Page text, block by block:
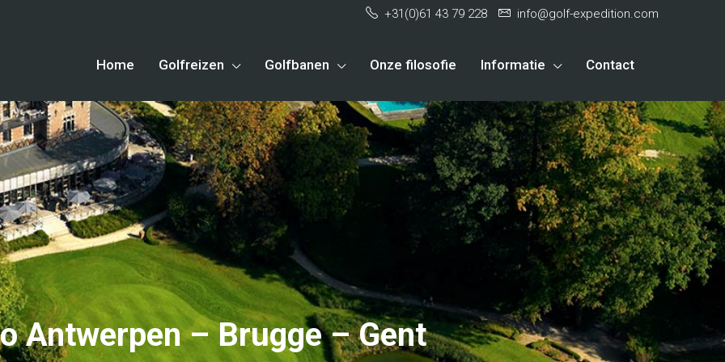
+31(0)61 43 79 228 info@golf-expedition.com
Home Golfreizen Golfbanen Onze filosofie Informatie Contact
Antwerpen – Brugge – Gent